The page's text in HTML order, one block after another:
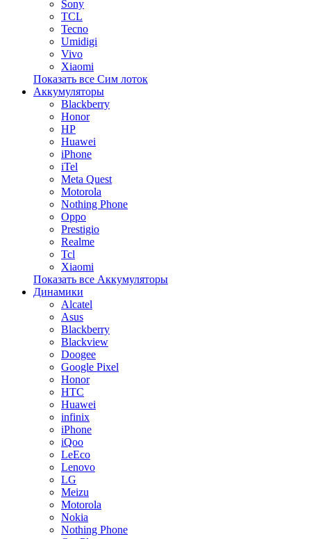
Sony
TCL
Tecno
Umidigi
Vivo
Xiaomi
Показать все Сим лоток
Аккумуляторы
Blackberry
Honor
HP
Huawei
iPhone
iTel
Meta Quest
Motorola
Nothing Phone
Oppo
Prestigio
Realme
Tcl
Xiaomi
Показать все Аккумуляторы
Динамики
Alcatel
Asus
Blackberry
Blackview
Doogee
Google Pixel
Honor
HTC
Huawei
infinix
iPhone
iQoo
LeEco
Lenovo
LG
Meizu
Motorola
Nokia
Nothing Phone